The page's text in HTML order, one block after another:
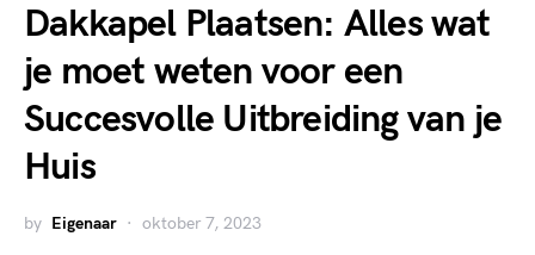
Dakkapel Plaatsen: Alles wat
je moet weten voor een
Succesvolle Uitbreiding van je
Huis
by Eigenaar oktober 7, 2023